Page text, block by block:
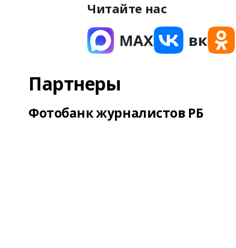
Читайте нас
Партнеры
Фотобанк журналистов РБ